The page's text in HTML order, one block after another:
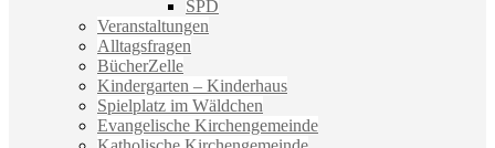
SPD
Veranstaltungen
Alltagsfragen
BücherZelle
Kindergarten – Kinderhaus
Spielplatz im Wäldchen
Evangelische Kirchengemeinde